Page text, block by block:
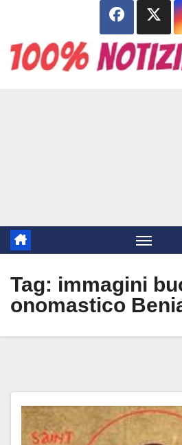
contenuto
Tag: immagini
onomastico